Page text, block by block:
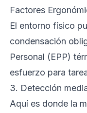
Factores
El entorno físico
condensación
Personal (EPP)
esfuerzo para
3. Detección
Aquí es donde la